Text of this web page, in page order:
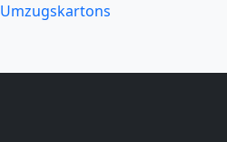
Umzugskartons